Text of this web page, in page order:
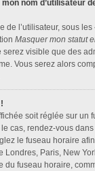
nom d’utilisateur
de l’utilisateur, sous
Masquer mon statut
serez visible que des
Vous serez alors
soit réglée sur un
cas, rendez-vous
le fuseau horaire
Paris, New
du fuseau horaire,